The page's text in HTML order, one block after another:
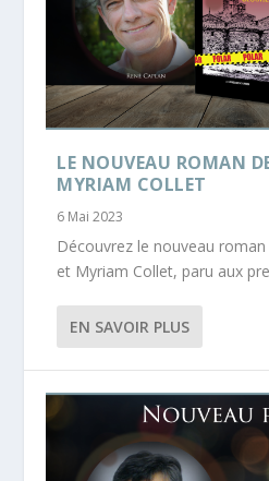
LE NOUVEAU ROMAN
MYRIAM COLLET
6 Mai 2023
Découvrez le nouveau
et Myriam Collet, paru aux
EN SAVOIR PLUS